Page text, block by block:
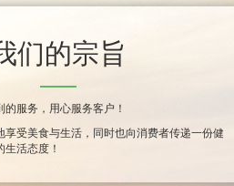
们的宗旨
服务，用心服务客户！
受美食与生活，同时也向消费者传递一份健
活态度！